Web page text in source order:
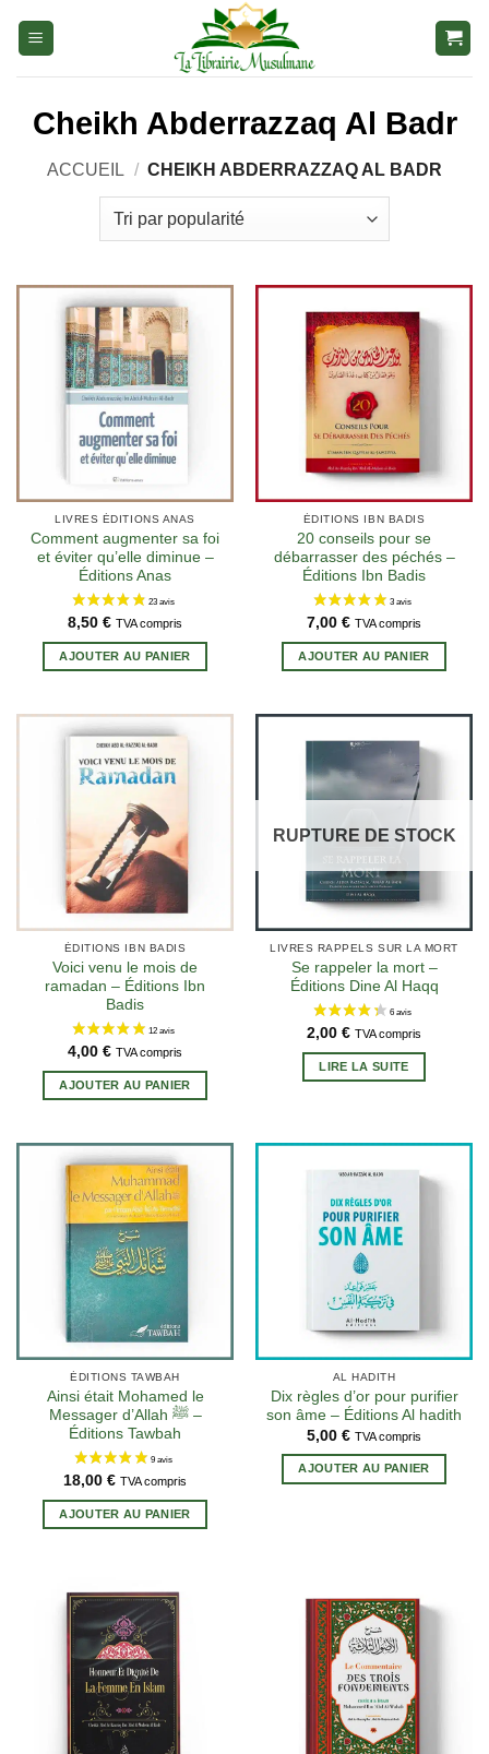
Cheikh Abderrazzaq Al Badr
ACCUEIL / CHEIKH ABDERRAZZAQ AL BADR
LIVRES ÉDITIONS ANAS
Comment augmenter sa foi
et éviter qu’elle diminue –
Éditions Anas
8,50 € TVA compris
AJOUTER AU PANIER
ÉDITIONS IBN BADIS
20 conseils pour se
débarrasser des péchés –
Éditions Ibn Badis
7,00 € TVA compris
AJOUTER AU PANIER
ÉDITIONS IBN BADIS
Voici venu le mois de
ramadan – Éditions Ibn
Badis
4,00 € TVA compris
AJOUTER AU PANIER
RUPTURE DE STOCK
LIVRES RAPPELS SUR LA MORT
Se rappeler la mort –
Éditions Dine Al Haqq
2,00 € TVA compris
LIRE LA SUITE
ÉDITIONS TAWBAH
Ainsi était Mohamed le
Messager d’Allah ﷺ –
Éditions Tawbah
18,00 € TVA compris
AJOUTER AU PANIER
AL HADITH
Dix règles d’or pour purifier
son âme – Éditions Al hadith
5,00 € TVA compris
AJOUTER AU PANIER